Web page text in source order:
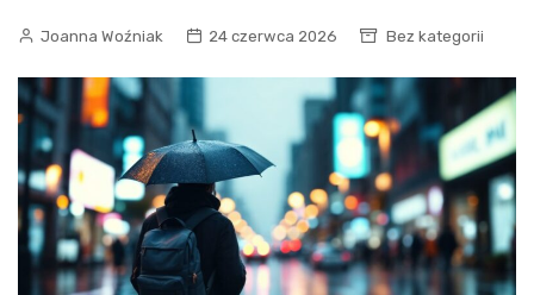
Joanna Woźniak 24 czerwca 2026 Bez kategorii